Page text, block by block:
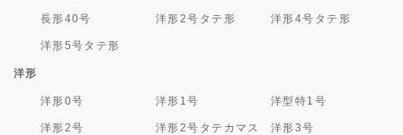
長形40号 洋形2号タテ形 洋形4号タテ形
洋形5号タテ形
洋形
洋形0号 洋形1号 洋型特1号
洋形2号 洋形2号タテカマス 洋形3号